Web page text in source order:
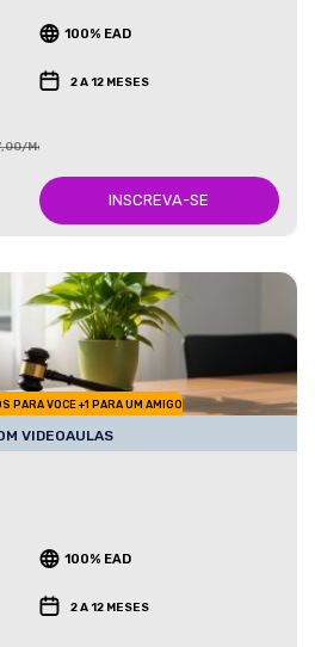
100% EAD
2 A 12 MESES
Mês
INSCREVA-SE
PARA VOCE +1 PARA UM AMIGO
VIDEOAULAS
100% EAD
2 A 12 MESES